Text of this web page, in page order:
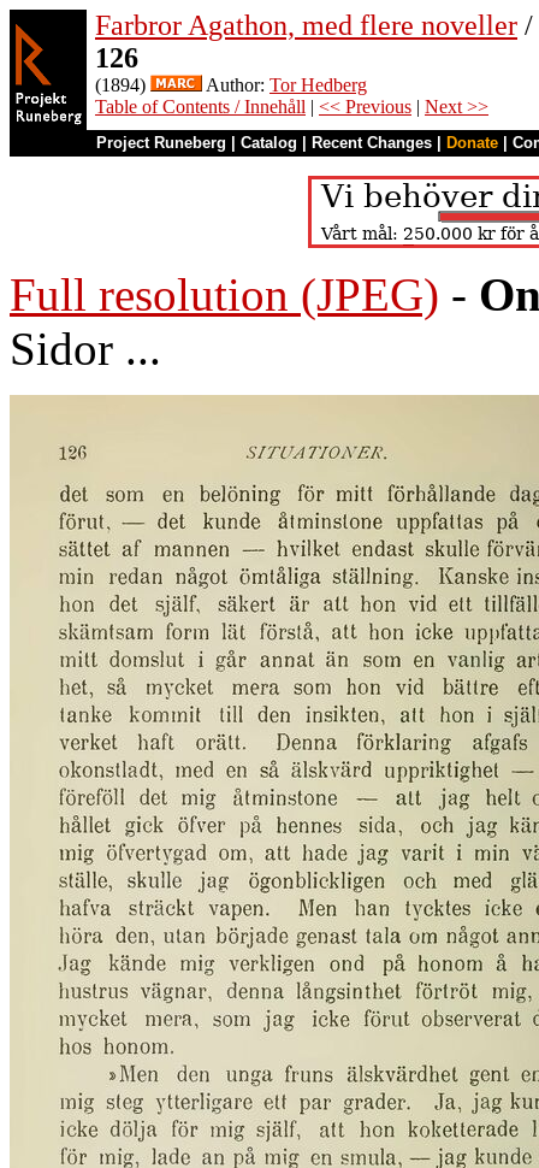
Farbror Agathon, med flere noveller /
126
(1894) Author: Tor Hedberg
Table of Contents / Innehåll | << Previous | Next >>
Project Runeberg Catalog Recent Changes Donate
Full resolution (JPEG) -
Sidor ...